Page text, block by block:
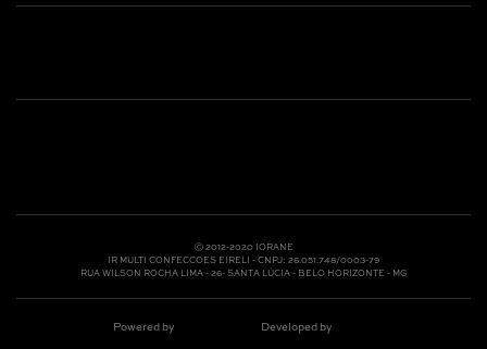
Nossas Lojas
Ⓒ 2012-2020 IORANE
IR MULTI CONFECCOES EIRELI - CNPJ: 26.051.748/0003-79
RUA WILSON ROCHA LIMA - 26- SANTA LÚCIA - BELO HORIZONTE - MG
Powered by Developed by